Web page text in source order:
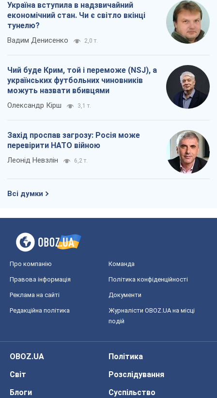
Україна вступила в надзвичайний
економічний стан. Чи є світло вкінці
тунелю?
Вадим Денисенко 2,0 т.
Чий буде Крим, той і переможе (NSJ), а
українських футбольних чиновників
можуть назвати вбивцями
Олександр Кірш 3,1 т.
Захід проспав загрозу: Росія може
перевірити НАТО війною
Леонід Невзлін 6,2 т.
Всі думки
Про компанію Команда
Правова інформація Політика конфіденційності
Реклама на сайті Документи
Редакційна політика
Журналісти OBOZ.UA на місці
подій
OBOZ.UA
Політика
Світ
Розслідування
Блоги
Суспільство